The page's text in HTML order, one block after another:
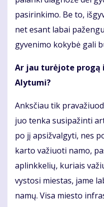
pasirinkimo. Be to,
net esant labai
gyvenimo kokybė gali
Ar jau turėjote progą
Alytumi?
Anksčiau tik
juo tenka susipažinti
po jį apsižvalgyti, nes
karto važiuoti namo,
aplinkkelių, kuriais
vystosi miestas, jame
namų. Visa miesto